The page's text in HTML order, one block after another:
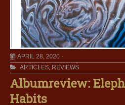
APRIL 28, 2020
ARTICLES, REVIEWS
Albumreview:
Habits